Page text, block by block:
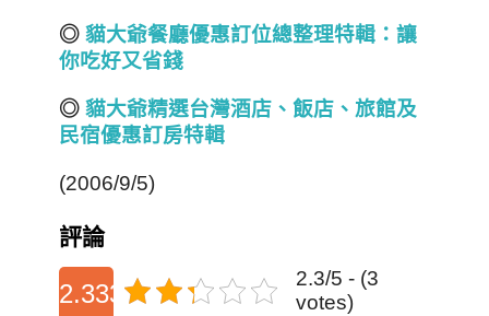
◎ 貓大爺餐廳優惠訂位總整理特輯：讓
你吃好又省錢
◎ 貓大爺精選台灣酒店 、飯店、旅館及
民宿優惠訂房特輯
(2006/9/5)
評論
2.3333333333333
2.3/5 - (3
votes)